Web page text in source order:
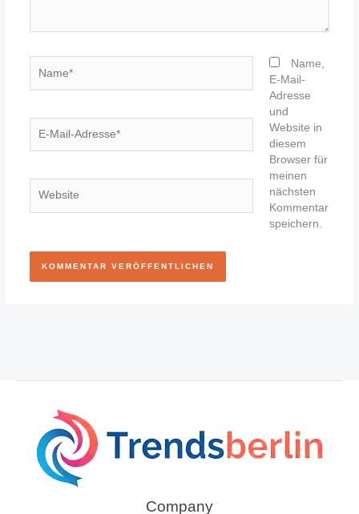
Mail-
Name,
E-Mail-
Adresse
und
Website in
diesem
Browser für
meinen
nächsten
Kommentar
speichern.
Company